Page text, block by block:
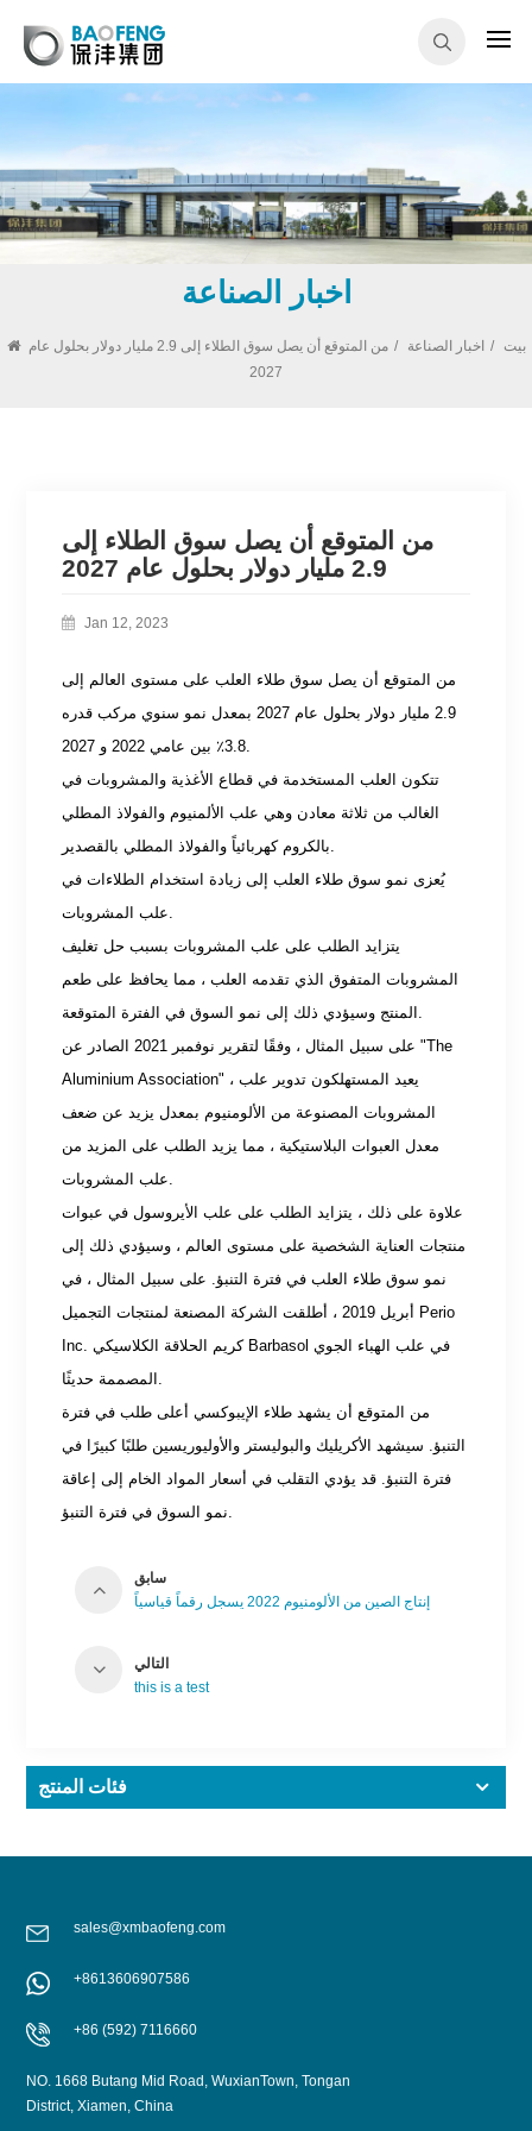
اخبار الصناعة
بيت / اخبار الصناعة /
من المتوقع أن يصل سوق الطلاء إلى 2.9 مليار دولار بحلول عام
2027
من المتوقع أن يصل سوق الطلاء إلى
2.9 مليار دولار بحلول عام 2027
Jan 12, 2023
من المتوقع أن يصل سوق طلاء العلب على مستوى العالم إلى
2.9 مليار دولار بحلول عام 2027 بمعدل نمو سنوي مركب قدره
تتكون العلب المستخدمة في قطاع الأغذية والمشروبات في
الغالب من ثلاثة معادن وهي علب الألمنيوم والفولاذ المطلي
يُعزى نمو سوق طلاء العلب إلى زيادة استخدام الطلاءات في
يتزايد الطلب على علب المشروبات بسبب حل تغليف
المشروبات المتفوق الذي تقدمه العلب ، مما يحافظ على طعم
على سبيل المثال ، وفقًا لتقرير نوفمبر 2021 الصادر عن "The
Aluminium Association" ، يعيد المستهلكون تدوير علب
المشروبات المصنوعة من الألومنيوم بمعدل يزيد عن ضعف
معدل العبوات البلاستيكية ، مما يزيد الطلب على المزيد من
علاوة على ذلك ، يتزايد الطلب على علب الأيروسول في عبوات
منتجات العناية الشخصية على مستوى العالم ، وسيؤدي ذلك إلى
نمو سوق طلاء العلب في فترة التنبؤ. على سبيل المثال ، في
أبريل 2019 ، أطلقت الشركة المصنعة لمنتجات التجميل Perio
Inc. كريم الحلاقة الكلاسيكي Barbasol في علب الهباء الجوي
من المتوقع أن يشهد طلاء الإيبوكسي أعلى طلب في فترة
التنبؤ. سيشهد الأكريليك والبوليستر والأوليوريسين طلبًا كبيرًا في
فترة التنبؤ. قد يؤدي التقلب في أسعار المواد الخام إلى إعاقة
سابق
إنتاج الصين من الألومنيوم 2022 يسجل رقماً قياسياً
التالي
this is a test
فئات المنتج
sales@xmbaofeng.com
+8613606907586
+86 (592) 7116660
NO. 1668 Butang Mid Road, WuxianTown, Tongan
District, Xiamen, China